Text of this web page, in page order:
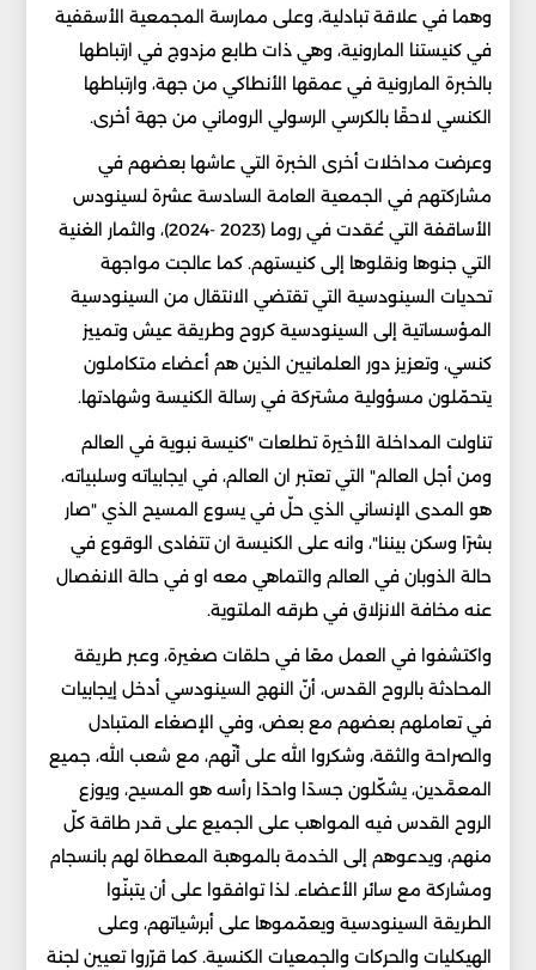
وهما في علاقة تبادلية، وعلى ممارسة المجمعية الأسقفية
في كنيستنا المارونية، وهي ذات طابع مزدوج في ارتباطها
بالخبرة المارونية في عمقها الأنطاكي من جهة، وارتباطها
الكنسي لاحقًا بالكرسي الرسولي الروماني من جهة أخرى.
وعرضت مداخلات أخرى الخبرة التي عاشها بعضهم في
مشاركتهم في الجمعية العامة السادسة عشرة لسينودس
الأساقفة التي عُقدت في روما (2023 -2024)، والثمار الغنية
التي جنوها ونقلوها إلى كنيستهم. كما عالجت مواجهة
تحديات السينودسية التي تقتضي الانتقال من السينودسية
المؤسساتية إلى السينودسية كروح وطريقة عيش وتمييز
كنسي، وتعزيز دور العلمانيين الذين هم أعضاء متكاملون
يتحمّلون مسؤولية مشتركة في رسالة الكنيسة وشهادتها.
تناولت المداخلة الأخيرة تطلعات "كنيسة نبوية في العالم
ومن أجل العالم" التي تعتبر ان العالم، في ايجابياته وسلبياته،
هو المدى الإنساني الذي حلّ في يسوع المسيح الذي "صار
بشرًا وسكن بيننا"، وانه على الكنيسة ان تتفادى الوقوع في
حالة الذوبان في العالم والتماهي معه او في حالة الانفصال
عنه مخافة الانزلاق في طرقه الملتوية.
واكتشفوا في العمل معًا في حلقات صغيرة، وعبر طريقة
المحادثة بالروح القدس، أنّ النهج السينودسي أدخل إيجابيات
في تعاملهم بعضهم مع بعض، وفي الإصغاء المتبادل
والصراحة والثقة، وشكروا الله على أنّهم، مع شعب الله، جميع
المعمَّدين، يشكّلون جسدًا واحدًا رأسه هو المسيح، ويوزع
الروح القدس فيه المواهب على الجميع على قدر طاقة كلّ
منهم، ويدعوهم إلى الخدمة بالموهبة المعطاة لهم بانسجام
ومشاركة مع سائر الأعضاء. لذا توافقوا على أن يتبنّوا
الطريقة السينودسية ويعمّموها على أبرشياتهم، وعلى
الهيكليات والحركات والجمعيات الكنسية. كما قرّروا تعيين لجنة